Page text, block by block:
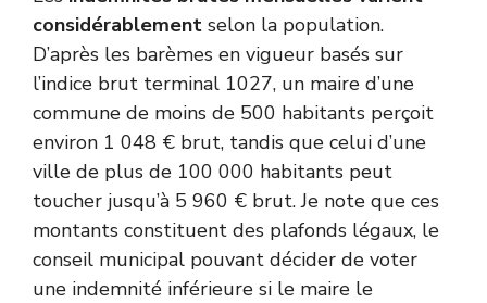
considérablement selon la population.
D’après les barèmes en vigueur basés sur
l’indice brut terminal 1027, un maire d’une
commune de moins de 500 habitants perçoit
environ 1 048 € brut, tandis que celui d’une
ville de plus de 100 000 habitants peut
toucher jusqu’à 5 960 € brut. Je note que ces
montants constituent des plafonds légaux, le
conseil municipal pouvant décider de voter
une indemnité inférieure si le maire le